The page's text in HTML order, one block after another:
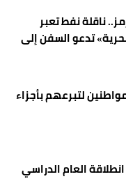
ناقلة نفط تعبر
تدعو السفن إلى
جازان يكرّم 3 مواطنين لتبرعهم بأجزاء
انطلاقة العام الدراسي